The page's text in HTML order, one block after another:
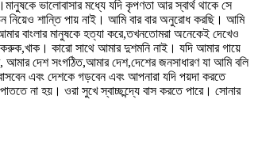
ভালোবাসার মধ্যে যদি কৃপণতা আর স্বার্থ থাকে সে
নিয়েও শান্তি পায় নাই। আমি বার বার অনুরোধ করছি। আমি
বাংলার মানুষকে হত্যা করে,তখনতোমরা অনেকেই দেখেও
কারো সাথে আমার দুশমনি নাই। যদি আমার গায়ে
দেশ সংগঠিত,আমার দেশ,দেশের জনসাধারণ যা আমি বলি
এবং দেশকে গড়বেন এবং আপনারা যদি পয়দা করতে
না হয়। ওরা সুখে স্বাচ্ছন্দ্যে বাস করতে পারে। সোনার